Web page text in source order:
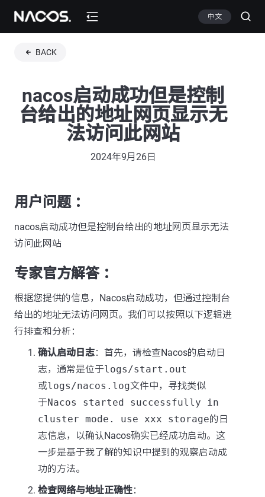
中文
BACK
nacos启动成功但是控制
台给出的地址网页显示无
法访问此网站
2024年9月26日
用户问题 ：
nacos启动成功但是控制台给出的地址网页显示无法
访问此网站
专家官方解答 ：
根据您提供的信息，Nacos启动成功，但通过控制台
给出的地址无法访问网页。我们可以按照以下逻辑进
行排查和分析：
确认启动日志：首先，请检查Nacos的启动日
志，通常是位于logs/start.out
或logs/nacos.log文件中，寻找类似
于Nacos started successfully in
cluster mode. use xxx storage的日
志信息，以确认Nacos确实已经成功启动。这
一步是基于我了解的知识中提到的观察启动成
功的方法。
检查网络与地址正确性：